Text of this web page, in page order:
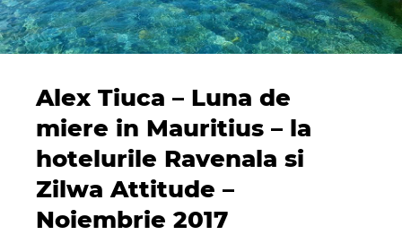
Alex Tiuca – Luna de
miere in Mauritius – la
hotelurile Ravenala si
Zilwa Attitude –
Noiembrie 2017